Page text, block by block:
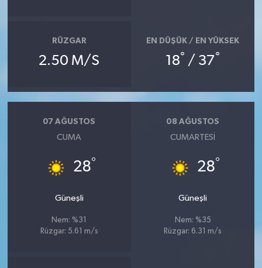
RÜZGAR
2.50 M/S
EN DÜŞÜK / EN YÜKSEK
18° / 37°
07 AĞUSTOS
CUMA
28°
Güneşli
Nem: %31
Rüzgar: 5.61 m/s
08 AĞUSTOS
CUMARTESI
28°
Güneşli
Nem: %35
Rüzgar: 6.31 m/s